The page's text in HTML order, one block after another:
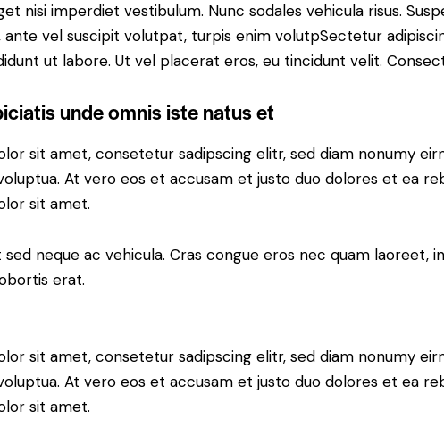
nisi imperdiet vestibulum. Nunc sodales vehicula risus.
vel suscipit volutpat, turpis enim volutpSectetur
ut labore. Ut vel placerat eros, eu tincidunt velit.
unde omnis iste natus et
sit amet, consetetur sadipscing elitr, sed diam nonumy
At vero eos et accusam et justo duo dolores et ea
sit amet.
sed neque ac vehicula. Cras congue eros nec quam
erat.
sit amet, consetetur sadipscing elitr, sed diam nonumy
At vero eos et accusam et justo duo dolores et ea
sit amet.